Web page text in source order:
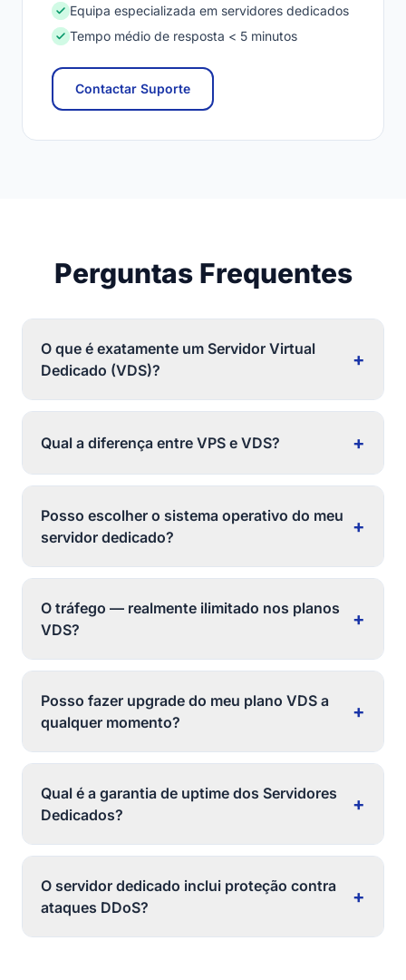
Equipa especializada em servidores dedicados
Tempo médio de resposta < 5 minutos
Contactar Suporte
Perguntas Frequentes
O que é exatamente um Servidor Virtual
Dedicado (VDS)?
+
Qual a diferença entre VPS e VDS? +
Posso escolher o sistema operativo do meu
servidor dedicado?
+
O tráfego — realmente ilimitado nos planos
VDS?
+
Posso fazer upgrade do meu plano VDS a
qualquer momento?
+
Qual é a garantia de uptime dos Servidores
Dedicados?
+
O servidor dedicado inclui proteção contra
ataques DDoS?
+